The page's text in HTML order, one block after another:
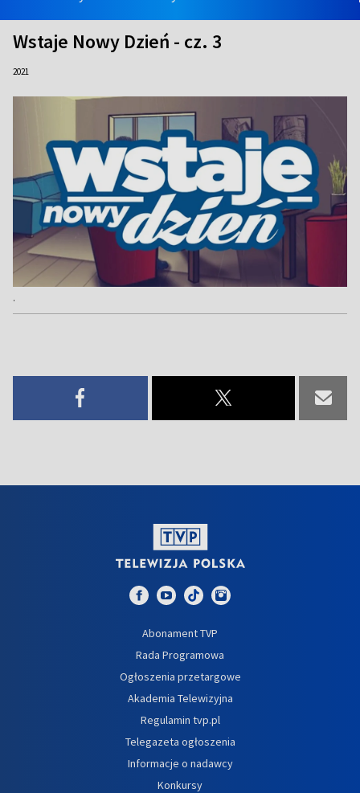
Wstaje Nowy Dzień - cz. 3
2021
.
Abonament TVP
Rada Programowa
Ogłoszenia przetargowe
Akademia Telewizyjna
Regulamin tvp.pl
Telegazeta ogłoszenia
Informacje o nadawcy
Konkursy